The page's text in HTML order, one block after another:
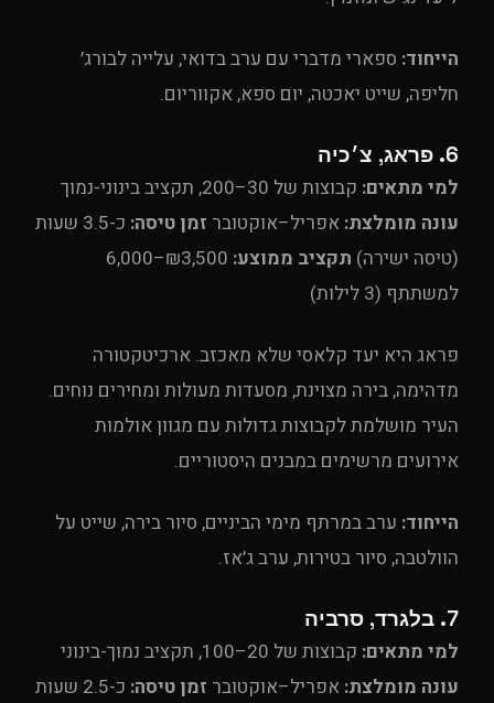
הייחוד: ספארי מדברי עם ערב בדואי, עלייה לבורג׳
חליפה, שייט יאכטה, יום ספא, אקווריום.
6. פראג, צ׳כיה
למי מתאים: קבוצות של 30–200, תקציב בינוני-נמוך
עונה מומלצת: אפריל–אוקטובר זמן טיסה:
כ-3.5 שעות
(טיסה ישירה) תקציב ממוצע:
₪3,500–6,000
למשתתף (3 לילות)
פראג היא יעד קלאסי שלא מאכזב. ארכיטקטורה
מדהימה, בירה מצוינת, מסעדות מעולות ומחירים נוחים.
העיר מושלמת לקבוצות גדולות עם מגוון אולמות
אירועים מרשימים במבנים היסטוריים.
הייחוד: ערב במרתף מימי הביניים, סיור בירה, שייט על
הוולטבה, סיור בטירות, ערב ג׳אז.
7. בלגרד, סרביה
למי מתאים: קבוצות של 20–100, תקציב נמוך-בינוני
עונה מומלצת: אפריל–אוקטובר זמן טיסה: כ-2.5 שעות